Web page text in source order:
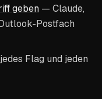
geben — Claude,
Postfach
Flag und jeden